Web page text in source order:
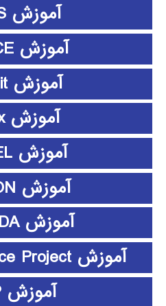
آموزش HFSS
آموزش HSPICE
آموزش L-Edit
آموزش Latex
آموزش LISREL
آموزش LUMION
آموزش MAXQDA
آموزش Microsoft Office Project
آموزش PHP